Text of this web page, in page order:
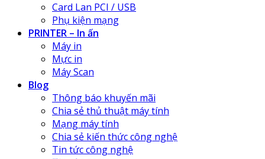
Card Lan PCI / USB
Phụ kiện mạng
PRINTER – In ấn
Máy in
Mực in
Máy Scan
Blog
Thông báo khuyến mãi
Chia sẻ thủ thuật máy tính
Mạng máy tính
Chia sẻ kiến thức công nghệ
Tin tức công nghệ